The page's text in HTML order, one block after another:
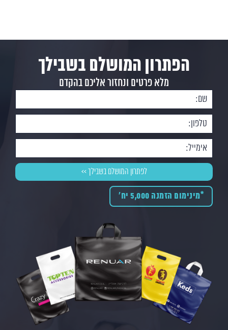
הפתרון המושלם בשבילך
מלא פרטים ונחזור אליכם בהקדם
*מינימום הזמנה 5,000 יח'